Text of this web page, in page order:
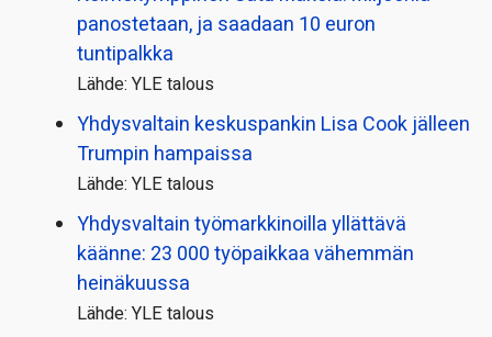
panostetaan, ja saadaan 10 euron
tuntipalkka
Lähde: YLE talous
Yhdysvaltain keskuspankin Lisa Cook jälleen
Trumpin hampaissa
Lähde: YLE talous
Yhdysvaltain työmarkkinoilla yllättävä
käänne: 23 000 työpaikkaa vähemmän
heinäkuussa
Lähde: YLE talous